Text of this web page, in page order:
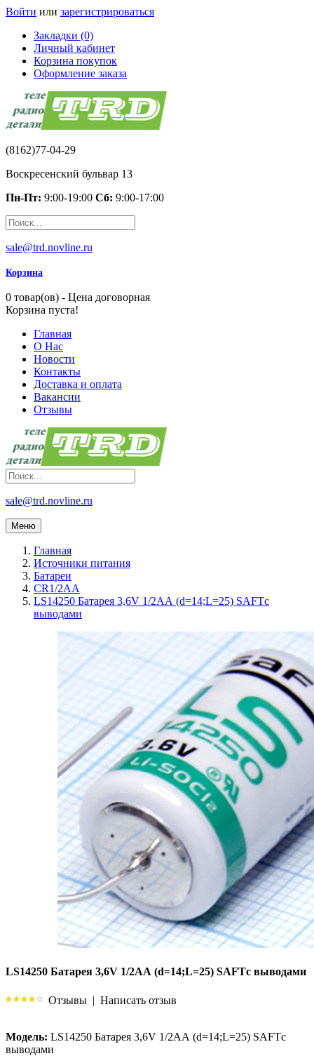
Войти или зарегистрироваться
Закладки (0)
Личный кабинет
Корзина покупок
Оформление заказа
(8162)77-04-29
Воскресенский бульвар 13
Пн-Пт: 9:00-19:00 Сб: 9:00-17:00
sale@trd.novline.ru
Корзина
0 товар(ов) - Цена договорная
Корзина пуста!
Главная
О Нас
Новости
Контакты
Доставка и оплата
Вакансии
Отзывы
sale@trd.novline.ru
Меню
Главная
Источники питания
Батареи
CR1/2AA
LS14250 Батарея 3,6V 1/2АА (d=14;L=25) SAFTс
выводами
LS14250 Батарея 3,6V 1/2АА (d=14;L=25) SAFTс выводами
Отзывы | Написать отзыв
Модель: LS14250 Батарея 3,6V 1/2АА (d=14;L=25) SAFTс
выводами